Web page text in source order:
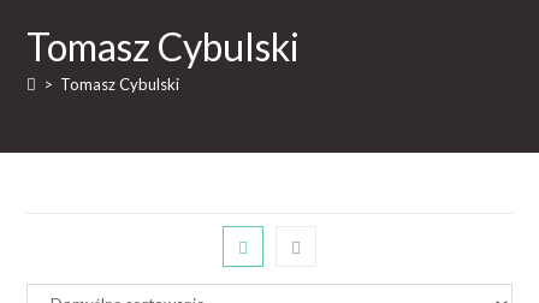
Tomasz Cybulski
> Tomasz Cybulski